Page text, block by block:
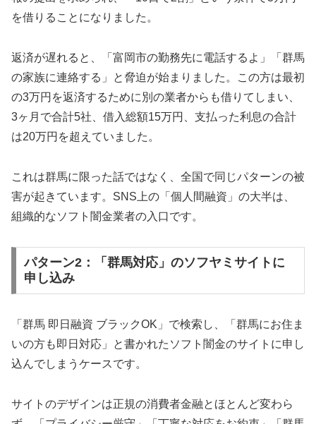
を借りることになりました。
返済が遅れると、「富岡市の勤務先に電話するよ」「群馬
の家族に連絡する」と脅迫が始まりました。この方は最初
の3万円を返済するために別の業者からも借りてしまい、
3ヶ月で合計5社、借入総額15万円、支払った利息の合計
は20万円を超えていました。
これは群馬に限った話ではなく、全国で同じパターンの被
害が起きています。SNS上の「個人間融資」の大半は、
組織的なソフト闇金業者の入口です。
パターン2：「群馬対応」のソフヤミサイトに
申し込み
「群馬 即日融資 ブラックOK」で検索し、「群馬にお住ま
いの方も即日対応」と書かれたソフト闇金のサイトに申し
込んでしまうケースです。
サイトのデザインは正規の消費者金融とほとんど変わら